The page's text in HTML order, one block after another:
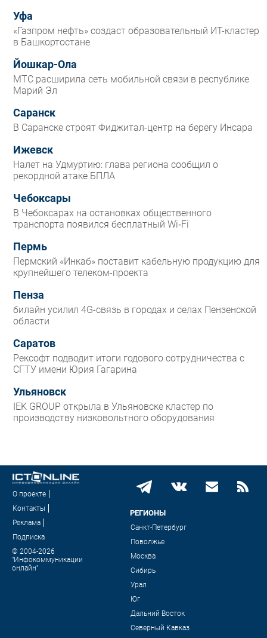
Уфа
«Газпром нефть» создаст образовательный ИТ-кластер
в Башкортостане
Йошкар-Ола
МТС расширила сеть мобильной связи в республике
Марий Эл
Саранск
В Саранске строят Фиджитал-центр на берегу Инсара
Ижевск
Налет на Удмуртию: глава региона сообщил о
рекордной атаке БПЛА
Чебоксары
В Чебоксарах на остановках общественного
транспорта появился бесплатный Wi‑Fi
Пермь
Пермский «Инкаб» поставит кабельную продукцию для
крупнейшего телеком-проекта
Пенза
билайн усилил 4G-связь в городах и селах Пензенской
области
Саратов
Рексофт подводит итоги годового сотрудничества с
СГТУ имени Юрия Гагарина
Ульяновск
IEK GROUP открыла в Ульяновске кластер по
производству низковольтного оборудования
О проекте
Контакты
Реклама
Подписка
© 2004-2026
"Инфокоммуникации
онлайн"
РЕГИОНЫ
Санкт-Петербург
Поволжье
Москва
Сибирь
Урал
Юг
Дальний Восток
Северный Кавказ